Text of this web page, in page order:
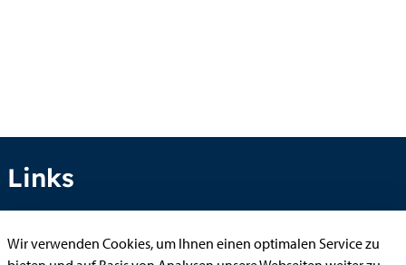
Links
Wir verwenden Cookies, um Ihnen einen optimalen Service zu